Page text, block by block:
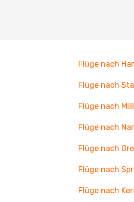
Flüge nach
Flüge nach
Flüge nach
Flüge nach
Flüge nach
Flüge nach
Flüge nach